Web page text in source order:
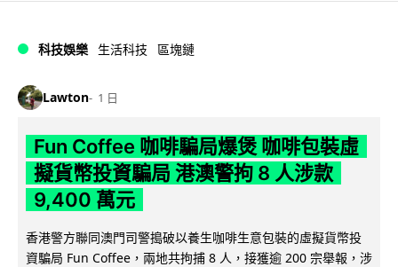
科技娛樂 生活科技 區塊鏈
Lawton 1 日
Fun Coffee 咖啡騙局爆煲 咖啡包裝虛
擬貨幣投資騙局 港澳警拘 8 人涉款
9,400 萬元
香港警方聯同澳門司警搗破以養生咖啡生意包裝的虛擬貨幣投
資騙局 Fun Coffee，兩地共拘捕 8 人，接獲逾 200 宗舉報，涉